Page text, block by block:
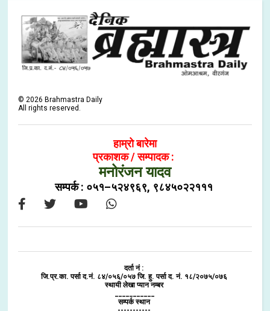
©2026 Brahmastra Daily
All rights reserved.
हाम्रो बारेमा
प्रकाशक / सम्पादक :
मनोरंजन यादव
सम्पर्क : ०५१–५२४९६९, ९८४५०२२१११
दर्ता नं :
जि.प्र.का. पर्सा द.नं. ८४/०५६/०५७ जि. हु. पर्सा द. नं. १८/२०७५/०७६
स्थायी लेखा प्यान नम्बर
___________
सम्पर्क स्थान